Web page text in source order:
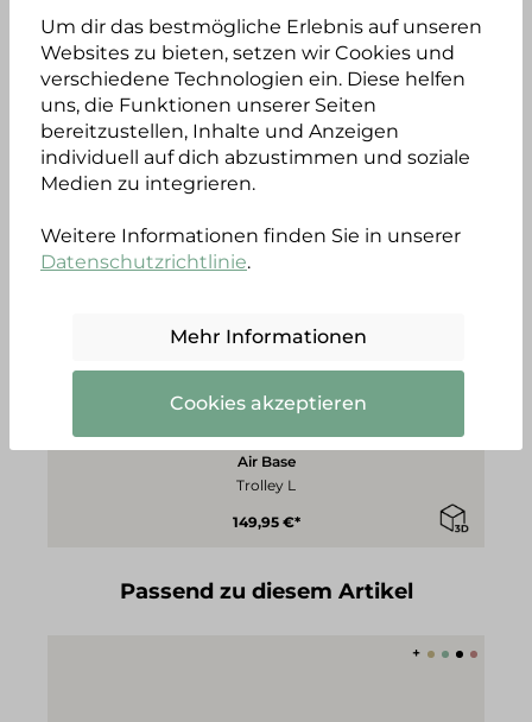
Produktgalerie überspringen
Häufig zusammen gekauft
Air Base
Trolley L
149,95 €*
Produktgalerie überspringen
Passend zu diesem Artikel
+
Um dir das bestmögliche Erlebnis auf unseren
Websites zu bieten, setzen wir Cookies und
verschiedene Technologien ein. Diese helfen
uns, die Funktionen unserer Seiten
bereitzustellen, Inhalte und Anzeigen
individuell auf dich abzustimmen und soziale
Medien zu integrieren.
Weitere Informationen finden Sie in unserer
Datenschutzrichtlinie.
Mehr Informationen
Cookies akzeptieren